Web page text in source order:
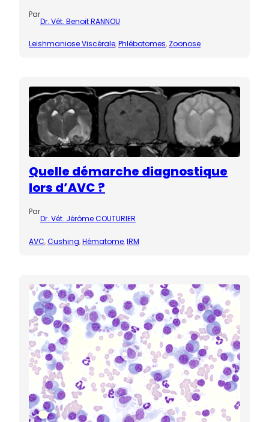
Par
Dr. Vét. Benoit RANNOU
Leishmaniose Viscérale, Phlébotomes, Zoonose
Quelle démarche diagnostique
lors d’AVC ?
Par
Dr. Vét. Jérôme COUTURIER
AVC, Cushing, Hématome, IRM